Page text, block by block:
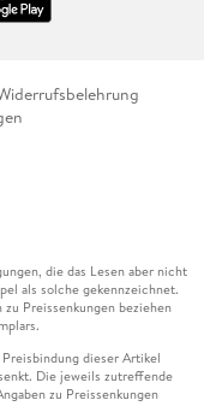
die das Lesen aber nicht
als solche gekennzeichnet.
Preissenkungen beziehen
dieser Artikel
Die jeweils zutreffende
zu Preissenkungen